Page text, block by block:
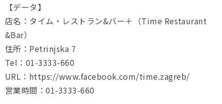
【データ】
店名：タイム・レストラン&バー＋（Time Restaurant
&Bar）
住所：Petrinjska 7
Tel：01-3333-660
URL：https://www.facebook.com/time.zagreb/
営業時間：01-3333-660